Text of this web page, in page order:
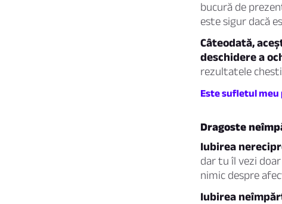
bucură de
este sigur dacă
Câteodată,
deschidere a
rezultatele
Este sufletul meu
Dragoste
Iubirea
dar tu îl vezi
nimic despre
Iubirea